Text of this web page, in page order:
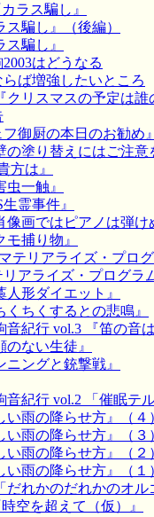
ラス騙し』
騙し』（後編）
騙し』
はどうなる
ば増強したいところ
リスマスの予定は誰
御厨の本日のお勧め』
塗り替えにはご注意
方は』
一触』
霊事件』
画ではピアノは弾け
捕り物』
テリアライズ・プログ
アライズ・プログラ
形ダイエット』
ちくするとの悲鳴』
紀行 vol.3 『笛の音
ない生徒』
ングと銃撃戦』
紀行 vol.2 「催眠テル
雨の降らせ方』（４
雨の降らせ方』（３
雨の降らせ方』（２
雨の降らせ方』（１
れかのだれかのオル
空を超えて（仮）』